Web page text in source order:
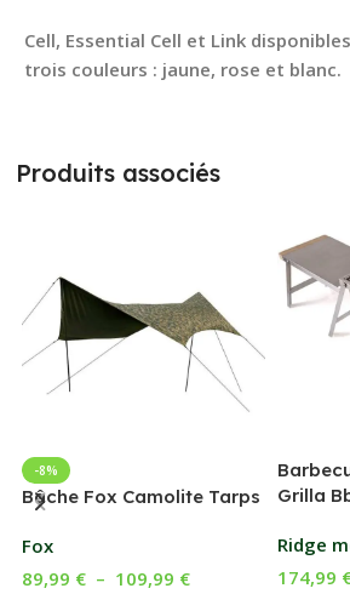
Cell, Essential Cell et Link
trois couleurs : jaune, rose et blanc.
Produits associés
-8%
Bâche Fox Camolite Tarps
Fox
89,99 € – 109,99 €
Grilla
Ridge
174,99